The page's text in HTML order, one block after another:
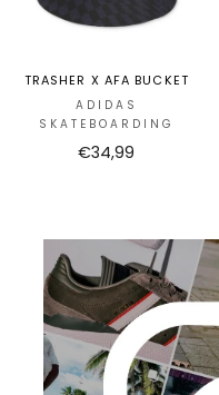
TRASHER X AFA BUCKET
ADIDAS
SKATEBOARDING
€34,99